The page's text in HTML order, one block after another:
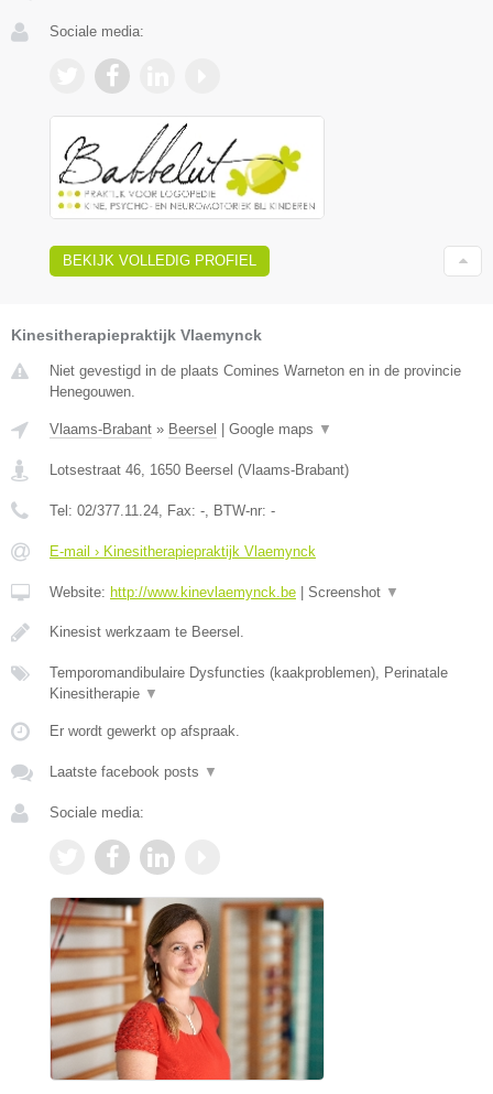
Sociale media:
BEKIJK VOLLEDIG PROFIEL
Kinesitherapiepraktijk Vlaemynck
Niet gevestigd in de plaats Comines Warneton en in de provincie
Henegouwen.
Vlaams-Brabant » Beersel Google maps ▼
Lotsestraat 46, 1650 Beersel (Vlaams-Brabant)
Tel: 02/377.11.24, Fax: -, BTW-nr: -
E-mail › Kinesitherapiepraktijk Vlaemynck
Website: http://www.kinevlaemynck.be Screenshot ▼
Kinesist werkzaam te Beersel.
Temporomandibulaire Dysfuncties (kaakproblemen), Perinatale
Kinesitherapie ▼
Er wordt gewerkt op afspraak.
Laatste facebook posts ▼
Sociale media: